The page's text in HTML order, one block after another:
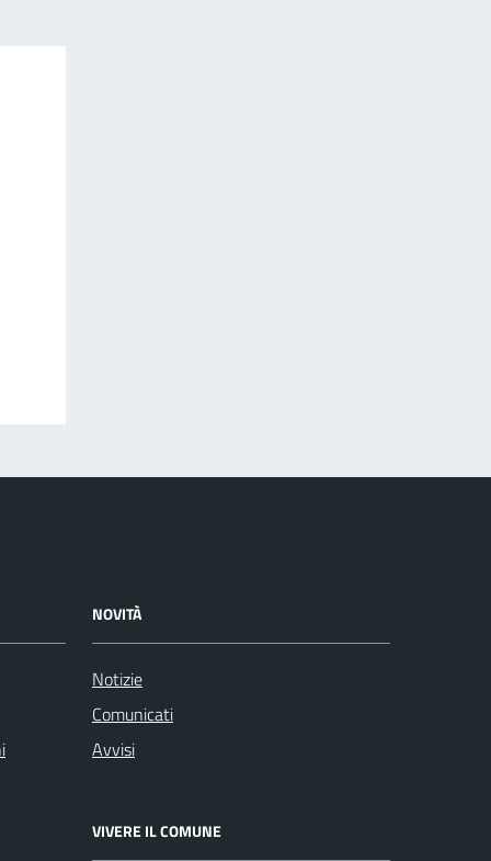
NOVITÀ
Notizie
Comunicati
Avvisi
VIVERE IL COMUNE